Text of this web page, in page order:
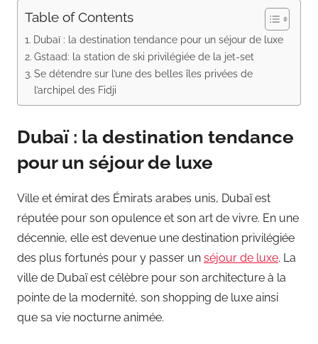
Table of Contents
Dubaï : la destination tendance pour un séjour de luxe
Gstaad: la station de ski privilégiée de la jet-set
Se détendre sur l’une des belles îles privées de
l’archipel des Fidji
Dubaï : la destination tendance
pour un séjour de luxe
Ville et émirat des Émirats arabes unis, Dubaï est
réputée pour son opulence et son art de vivre. En une
décennie, elle est devenue une destination privilégiée
des plus fortunés pour y passer un séjour de luxe. La
ville de Dubaï est célèbre pour son architecture à la
pointe de la modernité, son shopping de luxe ainsi
que sa vie nocturne animée.